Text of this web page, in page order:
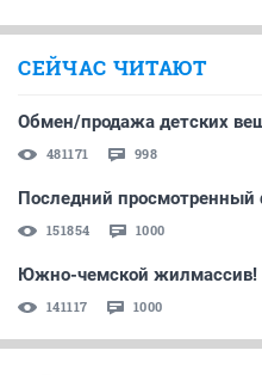
СЕЙЧАС ЧИТАЮТ
Обмен/продажа детских
481171 998
Последний просмотренный
151854 1000
Южно-чемской жилмассив!
141117 1000